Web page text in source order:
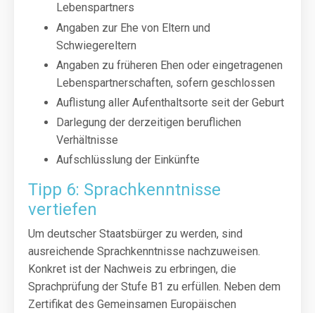
Lebenspartners
Angaben zur Ehe von Eltern und
Schwiegereltern
Angaben zu früheren Ehen oder eingetragenen
Lebenspartnerschaften, sofern geschlossen
Auflistung aller Aufenthaltsorte seit der Geburt
Darlegung der derzeitigen beruflichen
Verhältnisse
Aufschlüsslung der Einkünfte
Tipp 6: Sprachkenntnisse
vertiefen
Um deutscher Staatsbürger zu werden, sind
ausreichende Sprachkenntnisse nachzuweisen.
Konkret ist der Nachweis zu erbringen, die
Sprachprüfung der Stufe B1 zu erfüllen. Neben dem
Zertifikat des Gemeinsamen Europäischen